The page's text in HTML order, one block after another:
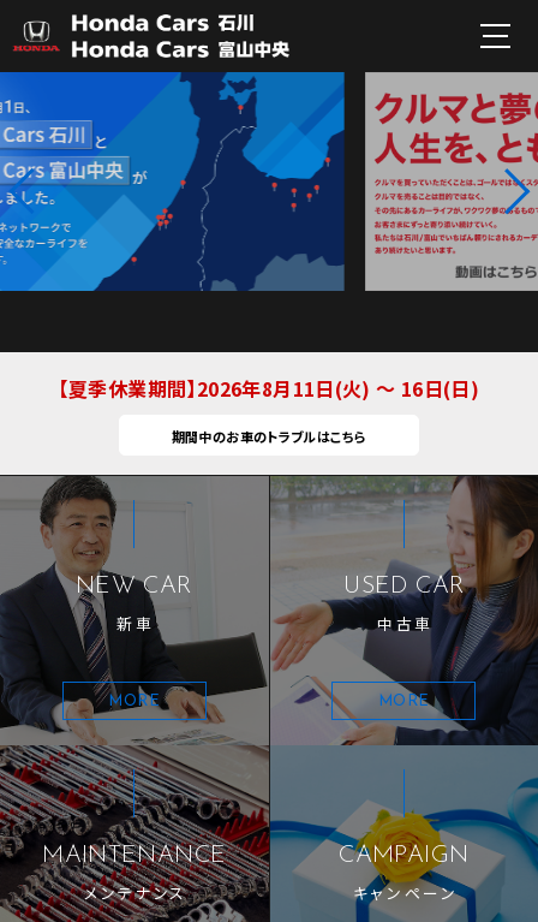
夏季休業期間 2026年8月11日(火) ～ 16日(日)
期間中のお車のトラブルはこちら
NEW CAR
新車
MORE
USED CAR
中古車
MORE
MAINTENANCE
メンテナンス
CAMPAIGN
キャンペーン